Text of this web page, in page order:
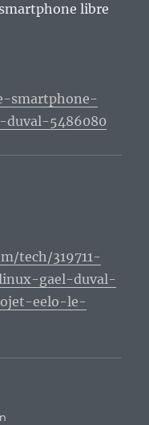
libre
smartphone-
5486080
tech/319711-
gael-duval-
eelo-le-